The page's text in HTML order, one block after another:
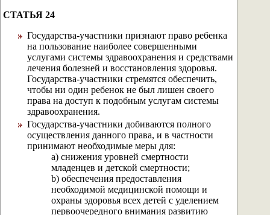
СТАТЬЯ 24
Государства-участники признают право ребенка
на пользование наиболее совершенными
услугами системы здравоохранения и средствами
лечения болезней и восстановления здоровья.
Государства-участники стремятся обеспечить,
чтобы ни один ребенок не был лишен своего
права на доступ к подобным услугам системы
здравоохранения.
Государства-участники добиваются полного
осуществления данного права, и в частности
принимают необходимые меры для:
а) снижения уровней смертности
младенцев и детской смертности;
b) обеспечения предоставления
необходимой медицинской помощи и
охраны здоровья всех детей с уделением
первоочередного внимания развитию